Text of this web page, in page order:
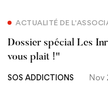
ACTUALITÉ DE
Dossier spécial Les
vous plait !"
SOS ADDICTIONS Nov